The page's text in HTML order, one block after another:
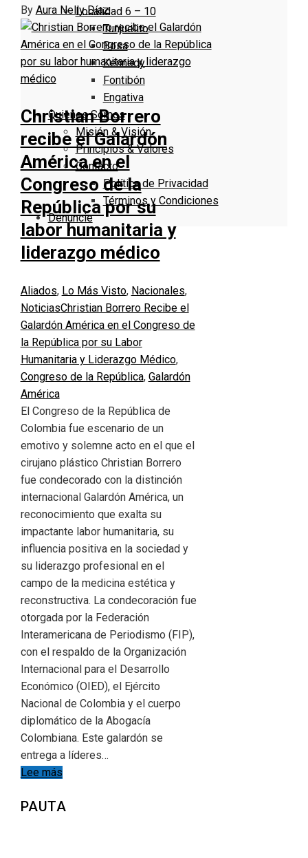
Localidad 6 – 10
Tunjuelito
Bosa
Kennedy
Fontibón
Engativa
Quienes Somos
Misión & Visión
Principios & Valores
Contacto
Política de Privacidad
Términos y Condiciones
Denuncie
By Aura Nelly Díaz
Christian Borrero
recibe el Galardón
América en el
Congreso de la
República por su
labor humanitaria y
liderazgo médico
Aliados, Lo Más Visto, Nacionales,
NoticiasChristian Borrero Recibe el
Galardón América en el Congreso de
la República por su Labor
Humanitaria y Liderazgo Médico,
Congreso de la República, Galardón
América
El Congreso de la República de
Colombia fue escenario de un
emotivo y solemne acto en el que el
cirujano plástico Christian Borrero
fue condecorado con la distinción
internacional Galardón América, un
reconocimiento que exalta su
impactante labor humanitaria, su
influencia positiva en la sociedad y
su liderazgo profesional en el
campo de la medicina estética y
reconstructiva. La condecoración fue
otorgada por la Federación
Interamericana de Periodismo (FIP),
con el respaldo de la Organización
Internacional para el Desarrollo
Económico (OIED), el Ejército
Nacional de Colombia y el cuerpo
diplomático de la Abogacía
Colombiana. Este galardón se
entrega a líderes…
Lee más
PAUTA